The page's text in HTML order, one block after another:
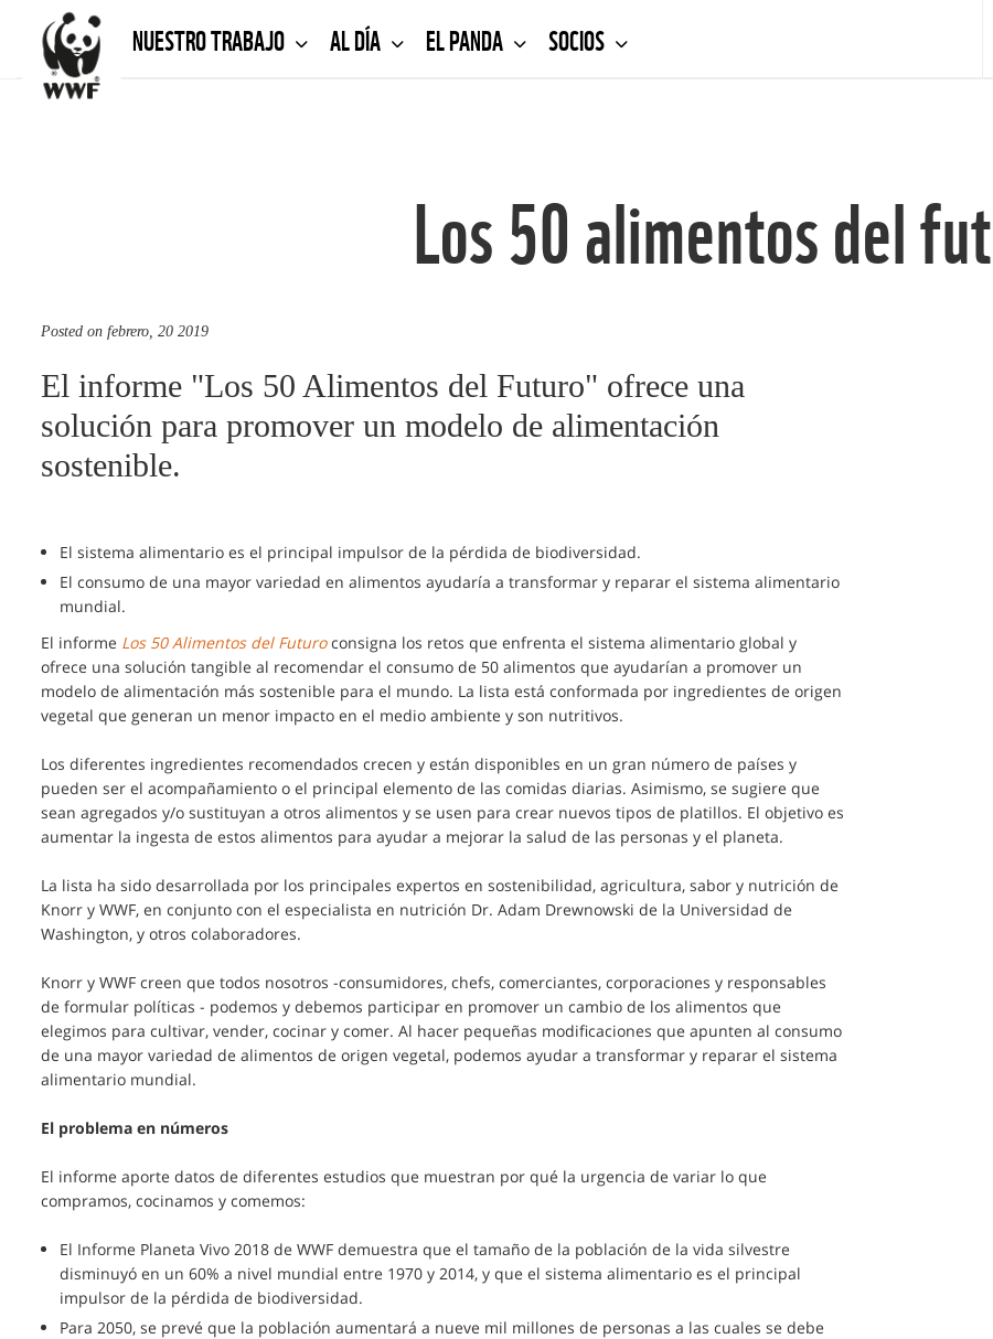
NUESTRO TRABAJO AL DÍA EL PANDA SOCIOS
Los 50 alimentos del
Posted on febrero, 20 2019
El informe "Los 50 Alimentos del Futuro" ofrece una
solución para promover un modelo de alimentación
sostenible.
El sistema alimentario es el principal impulsor de la pérdida de biodiversidad.
El consumo de una mayor variedad en alimentos ayudaría a transformar y reparar el sistema alimentario
mundial.
El informe Los 50 Alimentos del Futuroconsigna los retos que enfrenta el sistema alimentario global y
ofrece una solución tangible al recomendar el consumo de 50 alimentos que ayudarían a promover un
modelo de alimentación más sostenible para el mundo. La lista está conformada por ingredientes de origen
vegetal que generan un menor impacto en el medio ambiente y son nutritivos.
Los diferentes ingredientes recomendados crecen y están disponibles en un gran número de países y
pueden ser el acompañamiento o el principal elemento de las comidas diarias. Asimismo, se sugiere que
sean agregados y/o sustituyan a otros alimentos y se usen para crear nuevos tipos de platillos. El objetivo es
aumentar la ingesta de estos alimentos para ayudar a mejorar la salud de las personas y el planeta.
La lista ha sido desarrollada por los principales expertos en sostenibilidad, agricultura, sabor y nutrición de
Knorr y WWF, en conjunto con el especialista en nutrición Dr. Adam Drewnowski de la Universidad de
Washington, y otros colaboradores.
Knorr y WWF creen que todos nosotros -consumidores, chefs, comerciantes, corporaciones y responsables
de formular políticas - podemos y debemos participar en promover un cambio de los alimentos que
elegimos para cultivar, vender, cocinar y comer. Al hacer pequeñas modificaciones que apunten al consumo
de una mayor variedad de alimentos de origen vegetal, podemos ayudar a transformar y reparar el sistema
alimentario mundial.
El problema en números
El informe aporte datos de diferentes estudios que muestran por qué la urgencia de variar lo que
compramos, cocinamos y comemos:
El Informe Planeta Vivo 2018 de WWF demuestra que el tamaño de la población de la vida silvestre
disminuyó en un 60% a nivel mundial entre 1970 y 2014, y que el sistema alimentario es el principal
impulsor de la pérdida de biodiversidad.
Para 2050, se prevé que la población aumentará a nueve mil millones de personas a las cuales se debe